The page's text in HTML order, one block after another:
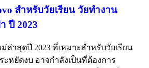
สำหรับวัยเรียน วัยทำงาน
ปี 2023
ล่าสุดปี 2023 ที่เหมาะสำหรับวัยเรียน
ะหยัดงบ อาจกำลังเป็นที่ต้องการ